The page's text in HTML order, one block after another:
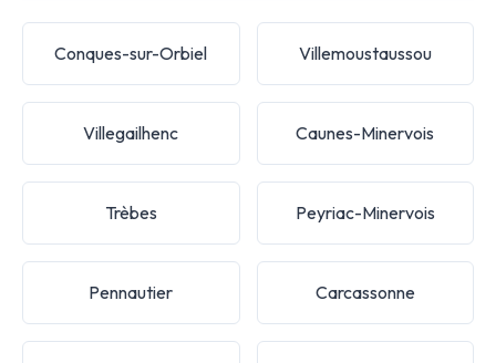
Conques-sur-Orbiel Villemoustaussou
Villegailhenc Caunes-Minervois
Trèbes Peyriac-Minervois
Pennautier Carcassonne